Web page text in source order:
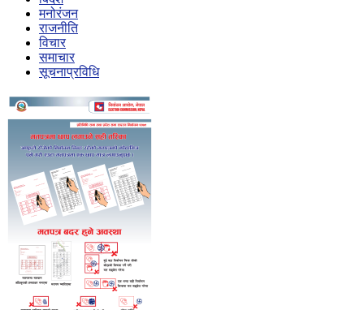
मनोरंजन
राजनीति
विचार
समाचार
सूचनाप्रविधि